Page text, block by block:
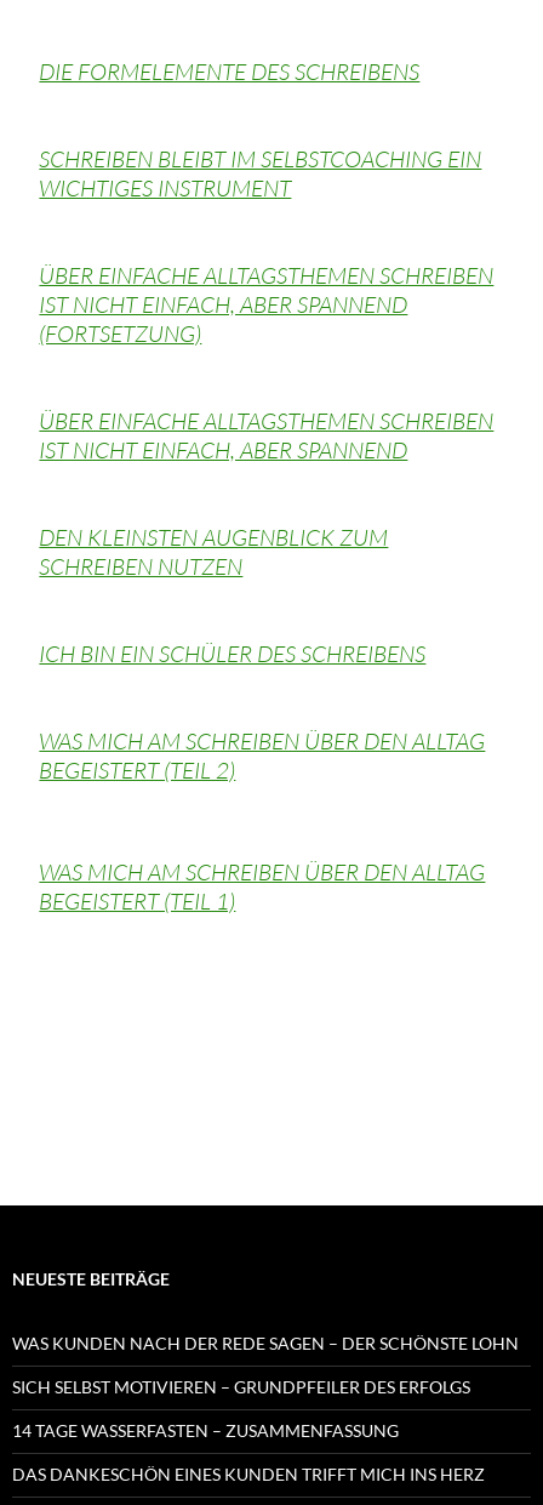
DIE FORMELEMENTE DES SCHREIBENS
SCHREIBEN BLEIBT IM SELBSTCOACHING EIN
WICHTIGES INSTRUMENT
ÜBER EINFACHE ALLTAGSTHEMEN SCHREIBEN
IST NICHT EINFACH, ABER SPANNEND
(FORTSETZUNG)
ÜBER EINFACHE ALLTAGSTHEMEN SCHREIBEN
IST NICHT EINFACH, ABER SPANNEND
DEN KLEINSTEN AUGENBLICK ZUM
SCHREIBEN NUTZEN
ICH BIN EIN SCHÜLER DES SCHREIBENS
WAS MICH AM SCHREIBEN ÜBER DEN ALLTAG
BEGEISTERT (TEIL 2)
WAS MICH AM SCHREIBEN ÜBER DEN ALLTAG
BEGEISTERT (TEIL 1)
NEUESTE BEITRÄGE
WAS KUNDEN NACH DER REDE SAGEN – DER SCHÖNSTE LOHN
SICH SELBST MOTIVIEREN – GRUNDPFEILER DES ERFOLGS
14 TAGE WASSERFASTEN – ZUSAMMENFASSUNG
DAS DANKESCHÖN EINES KUNDEN TRIFFT MICH INS HERZ